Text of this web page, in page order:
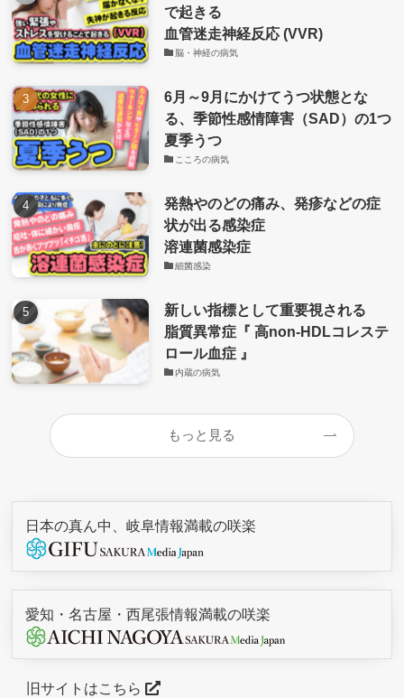
で起きる
血管迷走神経反応 (VVR)
脳・神経の病気
6月～9月にかけてうつ状態とな
る、季節性感情障害（SAD）の1つ
夏季うつ
こころの病気
発熱やのどの痛み、発疹などの症
状が出る感染症
溶連菌感染症
細菌感染
新しい指標として重要視される
脂質異常症『 高non-HDLコレステ
ロール血症 』
内蔵の病気
もっと見る
日本の真ん中、岐阜情報満載の咲楽
愛知・名古屋・西尾張情報満載の咲楽
旧サイトはこちら